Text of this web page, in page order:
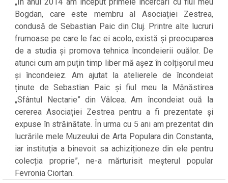
Bogdan, care este membru al Asociației Zestrea,
condusă de Sebastian Paic din Cluj. Printre alte lucruri
frumoase pe care le fac ei acolo, există și preocuparea
de a studia și promova tehnica încondeierii ouălor. De
atunci cum am puțin timp liber mă așez în colțișorul meu
și încondeiez. Am ajutat la atelierele de încondeiat
ținute de Sebastian Paic și fiul meu la Mănăstirea
„Sfântul Nectarie” din Vâlcea. Am încondeiat ouă la
cererea Asociației Zestrea pentru a fi prezentate și
expuse în străinătate. În urma cu 5 ani am prezentat din
lucrările mele Muzeului de Arta Populara din Constanta,
iar instituția a binevoit sa achiziționeze din ele pentru
colecția proprie”, ne-a mărturisit meșterul popular
Fevronia Ciortan.